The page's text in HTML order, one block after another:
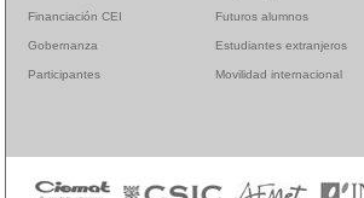
Financiación CEI Futuros alumnos
Gobernanza Estudiantes extranjeros
Participantes Movilidad internacional